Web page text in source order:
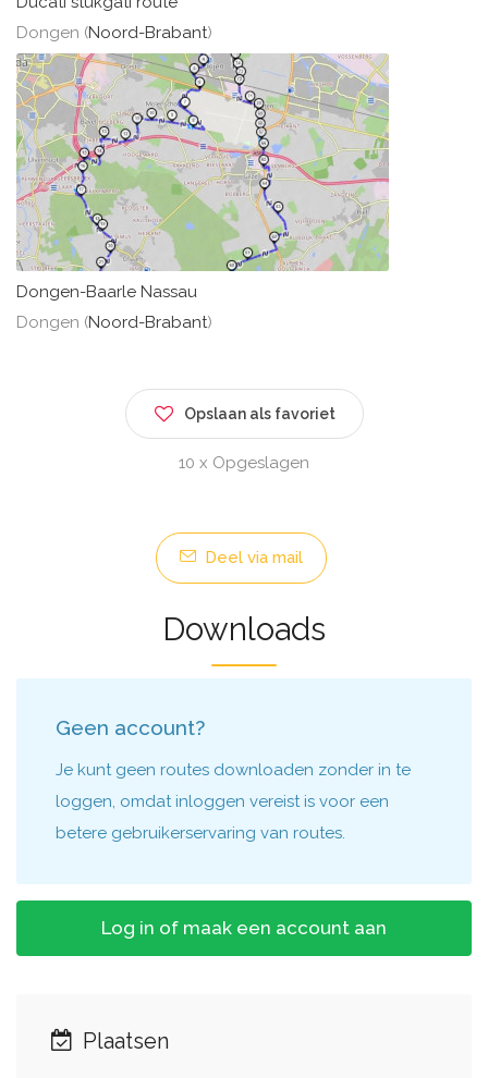
Dongen (Noord-Brabant)
Dongen-Baarle Nassau
Dongen (Noord-Brabant)
Opslaan als favoriet
10 x Opgeslagen
Deel via mail
Downloads
Geen account?
Je kunt geen routes downloaden zonder in te
loggen, omdat inloggen vereist is voor een
betere gebruikerservaring van routes.
Log in of maak een account aan
Plaatsen